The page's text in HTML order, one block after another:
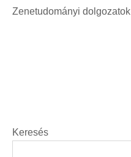
t
Zenetudományi
Keresés